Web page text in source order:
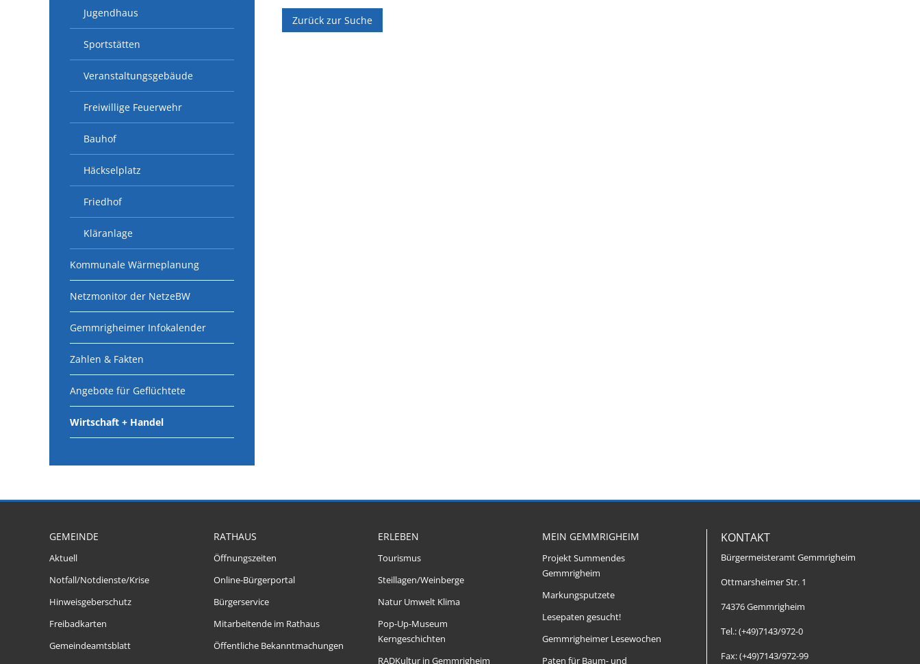
Jugendhaus
Sportstätten
Veranstaltungsgebäude
Freiwillige Feuerwehr
Bauhof
Häckselplatz
Friedhof
Kläranlage
Kommunale Wärmeplanung
Netzmonitor der NetzeBW
Gemmrigheimer Infokalender
Zahlen & Fakten
Angebote für Geflüchtete
Wirtschaft + Handel
Zurück zur Suche
GEMEINDE
Aktuell
Notfall/Notdienste/Krise
Hinweisgeberschutz
Freibadkarten
Gemeindeamtsblatt
RATHAUS
Öffnungszeiten
Online-Bürgerportal
Bürgerservice
Mitarbeitende im Rathaus
Öffentliche Bekanntmachungen
ERLEBEN
Tourismus
Steillagen/Weinberge
Natur Umwelt Klima
Pop-Up-Museum
Kerngeschichten
RADKultur in Gemmrigheim
MEIN GEMMRIGHEIM
Projekt Summendes
Gemmrigheim
Markungsputzete
Lesepaten gesucht!
Gemmrigheimer Lesewochen
Paten für Baum- und
KONTAKT
Bürgermeisteramt Gemmrigheim
Ottmarsheimer Str. 1
74376 Gemmrigheim
Tel.: (+49)7143/972-0
Fax: (+49)7143/972-99